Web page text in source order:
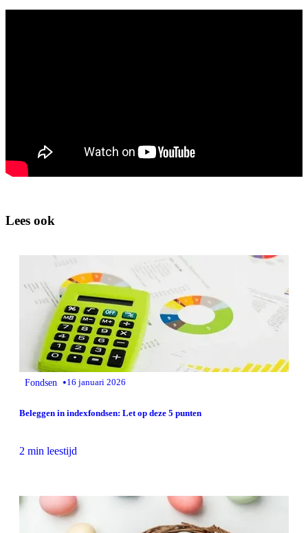
Lees ook
Fondsen •16 januari 2026
Beleggen in indexfondsen: Let op deze 5 punten
2 min leestijd